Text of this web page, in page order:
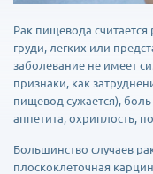
Рак пищевода
груди, легких или
заболевание не имеет
признаки, как
пищевод сужается), боль
аппетита, охриплость,
Большинство случаев
плоскоклеточная